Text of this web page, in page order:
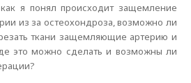
я понял происходит защемление
из за остеохондроза, возможно ли
ткани защемляющие артерию и
это можно сделать и возможны ли